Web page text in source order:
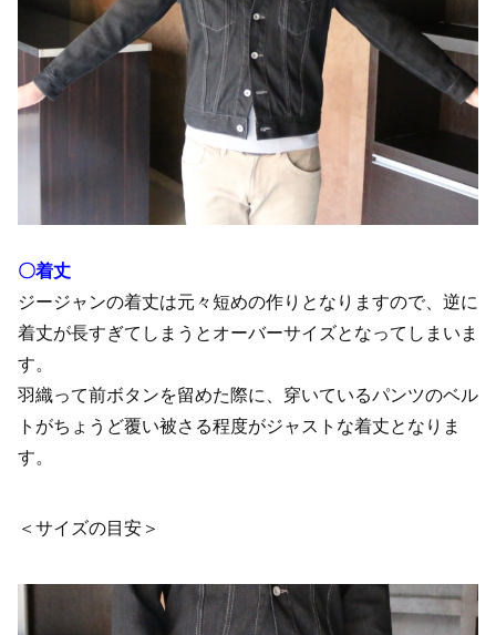
〇着丈
ジージャンの着丈は元々短めの作りとなりますので、逆に
着丈が長すぎてしまうとオーバーサイズとなってしまいま
す。
羽織って前ボタンを留めた際に、穿いているパンツのベル
トがちょうど覆い被さる程度がジャストな着丈となりま
す。
＜サイズの目安＞